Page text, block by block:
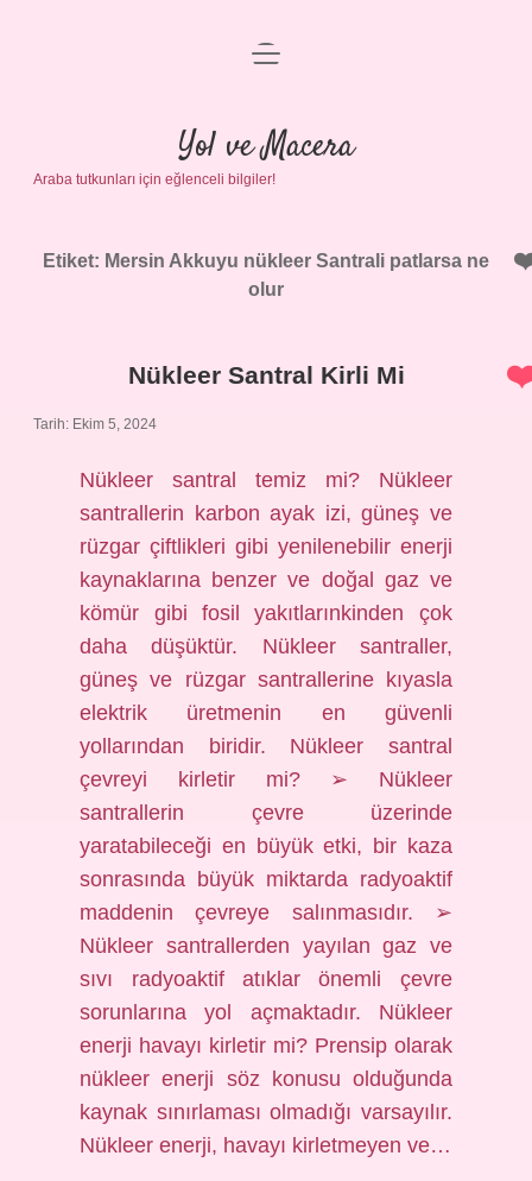
Anasayfa
Gizlilik Politikası
Yasal Uyarı
menüyü
Yol ve Macera
Araba tutkunları için eğlenceli bilgiler!
Etiket: Mersin Akkuyu nükleer Santrali patlarsa ne
olur
Nükleer Santral Kirli Mi
Tarih: Ekim 5, 2024
Nükleer santral temiz mi? Nükleer
santrallerin karbon ayak izi, güneş ve
rüzgar çiftlikleri gibi yenilenebilir enerji
kaynaklarına benzer ve doğal gaz ve
kömür gibi fosil yakıtlarınkinden çok
daha düşüktür. Nükleer santraller,
güneş ve rüzgar santrallerine kıyasla
elektrik üretmenin en güvenli
yollarından biridir. Nükleer santral
çevreyi kirletir mi? ➢ Nükleer
santrallerin çevre üzerinde
yaratabileceği en büyük etki, bir kaza
sonrasında büyük miktarda radyoaktif
maddenin çevreye salınmasıdır. ➢
Nükleer santrallerden yayılan gaz ve
sıvı radyoaktif atıklar önemli çevre
sorunlarına yol açmaktadır. Nükleer
enerji havayı kirletir mi? Prensip olarak
nükleer enerji söz konusu olduğunda
kaynak sınırlaması olmadığı varsayılır.
Nükleer enerji, havayı kirletmeyen ve…